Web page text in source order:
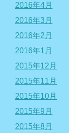
2016年4月
2016年3月
2016年2月
2016年1月
2015年12月
2015年11月
2015年10月
2015年9月
2015年8月